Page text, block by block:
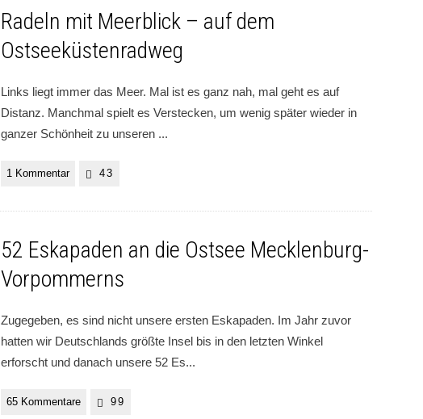
Radeln mit Meerblick – auf dem
Ostseeküstenradweg
Links liegt immer das Meer. Mal ist es ganz nah, mal geht es auf
Distanz. Manchmal spielt es Verstecken, um wenig später wieder in
ganzer Schönheit zu unseren ...
1 Kommentar 43
52 Eskapaden an die Ostsee Mecklenburg-
Vorpommerns
Zugegeben, es sind nicht unsere ersten Eskapaden. Im Jahr zuvor
hatten wir Deutschlands größte Insel bis in den letzten Winkel
erforscht und danach unsere 52 Es...
65 Kommentare 99